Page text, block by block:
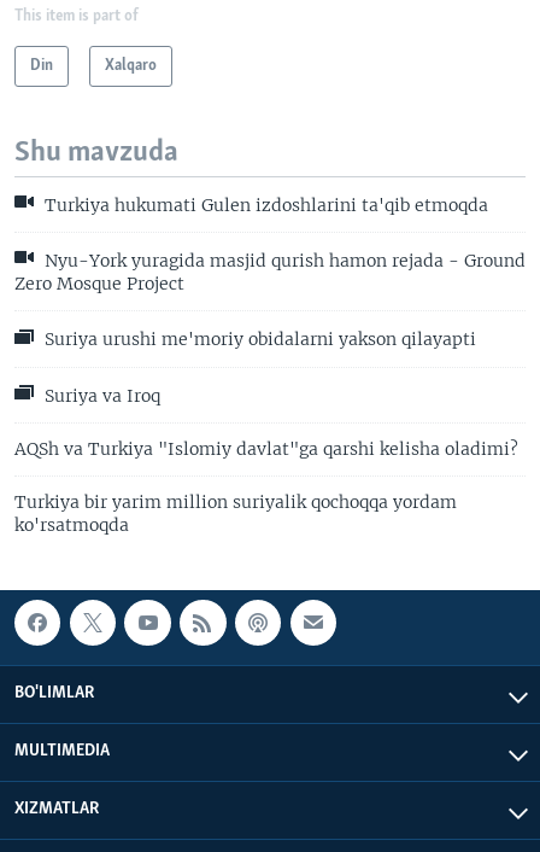
This item is part of
Din Xalqaro
Shu mavzuda
Turkiya hukumati Gulen izdoshlarini ta'qib etmoqda
Nyu-York yuragida masjid qurish hamon rejada - Ground
Zero Mosque Project
Suriya urushi me'moriy obidalarni yakson qilayapti
Suriya va Iroq
AQSh va Turkiya "Islomiy davlat"ga qarshi kelisha oladimi?
Turkiya bir yarim million suriyalik qochoqqa yordam
ko'rsatmoqda
BO'LIMLAR
MULTIMEDIA
XIZMATLAR